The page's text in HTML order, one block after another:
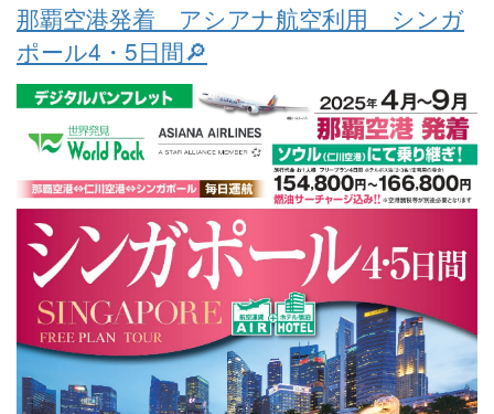
那覇空港発着 アシアナ航空利用 シンガ
ポール4・5日間🔎